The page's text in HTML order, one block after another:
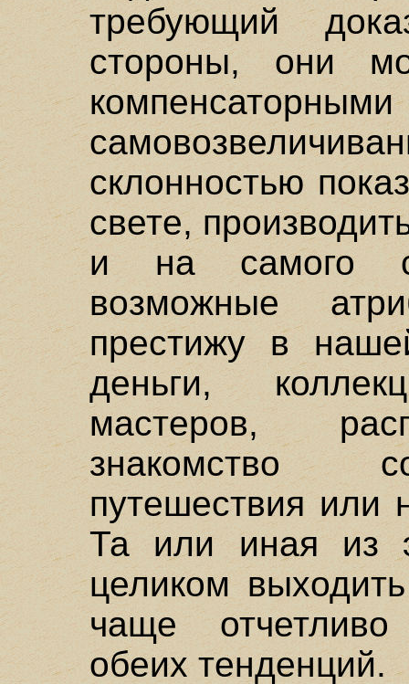
требующий
стороны, они
склонностью
свете,
и на самого
возможные
престижу в
деньги,
мастеров,
знакомство
путешествия или
Та или иная из
целиком
чаще
обеих тенденций.